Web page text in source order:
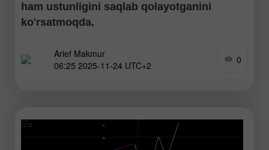
ham ustunligini saqlab qolayotganini
ko'rsatmoqda.
RSI indikatorida buqaviy divergensiya paydo bo'lishi bilan
#CL da cheklangan darajada mustahkamlash potensiali
Arief Makmur
06:25 2025-11-24 UTC+2
0